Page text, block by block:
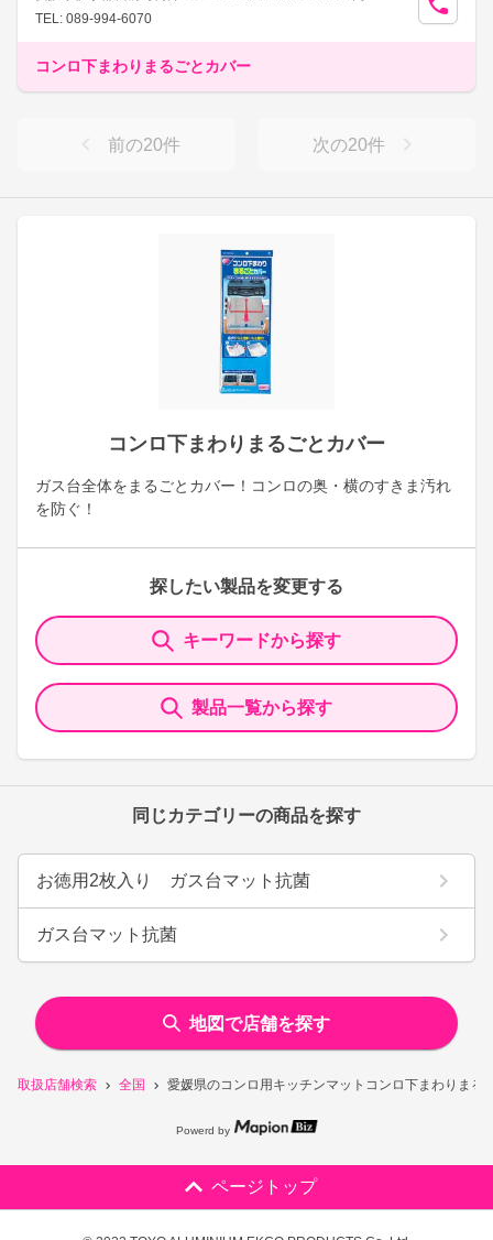
取扱店舗検索 全国 愛媛県のコンロ用キッチンマットコンロ下まわりまる
コンロ下まわりまるごとカバー
ガス台全体をまるごとカバー！コンロの奥・横のすきま汚れ
を防ぐ！
探したい製品を変更する
キーワードから探す
製品一覧から探す
同じカテゴリーの商品を探す
お徳用2枚入り ガス台マット抗菌
ガス台マット抗菌
TEL: 089-994-6070
コンロ下まわりまるごとカバー
前の20件 次の20件
地図で店舗を探す
Powerd by
ページトップ